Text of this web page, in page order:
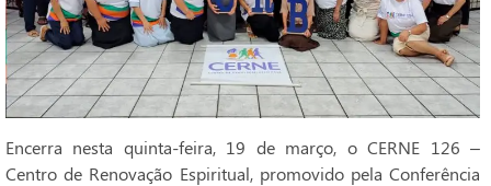
Encerra nesta quinta-feira, 19 de março, o CERNE 126 –
Centro de Renovação Espiritual, promovido pela Conferência